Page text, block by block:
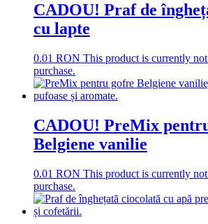
CADOU! Praf de
cu lapte
0.01 RON This product is currently
purchase.
CADOU! PreMix
Belgiene vanilie
0.01 RON This product is currently
purchase.